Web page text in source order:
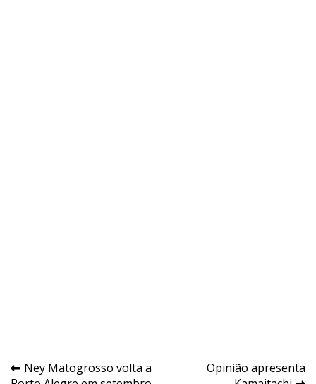
Navegação
Ney Matogrosso volta a
Opinião apresenta